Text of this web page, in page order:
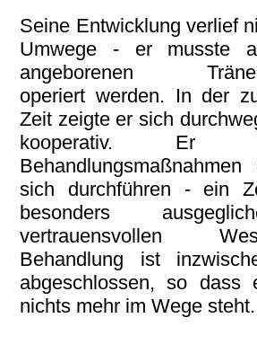
Seine Entwicklung verlief
Umwege - er musste
angeborenen
operiert werden. In der
Zeit zeigte er sich
kooperativ. Er
sich durchführen - ein
besonders
vertrauensvollen
Behandlung ist
abgeschlossen, so dass
nichts mehr im Wege steht.